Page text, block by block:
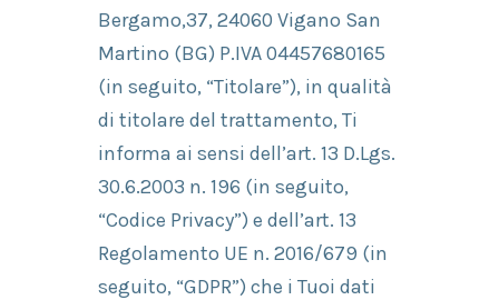
Bergamo,37, 24060 Vigano San
Martino (BG) P.IVA 04457680165
(in seguito, “Titolare”), in qualità
di titolare del trattamento, Ti
informa ai sensi dell’art. 13 D.Lgs.
30.6.2003 n. 196 (in seguito,
“Codice Privacy”) e dell’art. 13
Regolamento UE n. 2016/679 (in
seguito, “GDPR”) che i Tuoi dati